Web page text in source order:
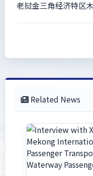
老挝金三角经济特区
Related News